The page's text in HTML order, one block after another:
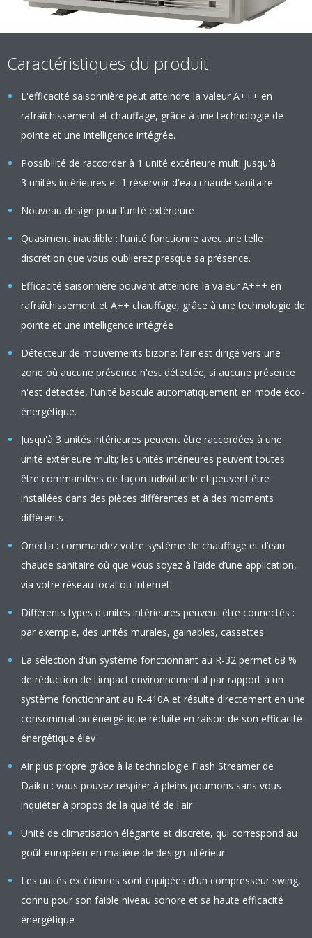
Caractéristiques du produit
L'efficacité saisonnière peut atteindre la valeur A+++ en
rafraîchissement et chauffage, grâce à une technologie de
pointe et une intelligence intégrée.
Possibilité de raccorder à 1 unité extérieure multi jusqu'à
3 unités intérieures et 1 réservoir d'eau chaude sanitaire
Nouveau design pour l’unité extérieure
Quasiment inaudible : l'unité fonctionne avec une telle
discrétion que vous oublierez presque sa présence.
Efficacité saisonnière pouvant atteindre la valeur A+++ en
rafraîchissement et A++ chauffage, grâce à une technologie de
pointe et une intelligence intégrée
Détecteur de mouvements bizone: l'air est dirigé vers une
zone où aucune présence n'est détectée; si aucune présence
n'est détectée, l'unité bascule automatiquement en mode éco-
énergétique.
Jusqu'à 3 unités intérieures peuvent être raccordées à une
unité extérieure multi; les unités intérieures peuvent toutes
être commandées de façon individuelle et peuvent être
installées dans des pièces différentes et à des moments
différents
Onecta : commandez votre système de chauffage et d’eau
chaude sanitaire où que vous soyez à l’aide d’une application,
via votre réseau local ou Internet
Différents types d'unités intérieures peuvent être connectés :
par exemple, des unités murales, gainables, cassettes
La sélection d'un système fonctionnant au R-32 permet 68 %
de réduction de l'impact environnemental par rapport à un
système fonctionnant au R-410A et résulte directement en une
consommation énergétique réduite en raison de son efficacité
énergétique élev
Air plus propre grâce à la technologie Flash Streamer de
Daikin : vous pouvez respirer à pleins poumons sans vous
inquiéter à propos de la qualité de l'air
Unité de climatisation élégante et discrète, qui correspond au
goût européen en matière de design intérieur
Les unités extérieures sont équipées d'un compresseur swing,
connu pour son faible niveau sonore et sa haute efficacité
énergétique